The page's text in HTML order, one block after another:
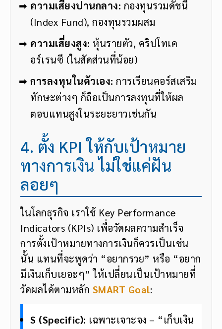
ความเสี่ยงปานกลาง: กองทุนรวมดัชนี
(Index Fund), กองทุนรวมผสม
ความเสี่ยงสูง: หุ้นรายตัว, คริปโทเค
อร์เรนซี (ในสัดส่วนที่น้อย)
การลงทุนในตัวเอง: การเรียนคอร์สเสริม
ทักษะต่างๆ ก็ถือเป็นการลงทุนที่ให้ผล
ตอบแทนสูงในระยะยาวเช่นกัน
4. ตั้ง KPI ให้กับเป้าหมาย
ทางการเงิน ไม่ใช่แค่ฝัน
ลอยๆ
ในโลกธุรกิจ เราใช้ Key Performance
Indicators (KPIs) เพื่อวัดผลความสำเร็จ
การตั้งเป้าหมายทางการเงินก็ควรเป็นเช่น
นั้น แทนที่จะพูดว่า “อยากรวย” หรือ “อยาก
มีเงินเก็บเยอะๆ” ให้เปลี่ยนเป็นเป้าหมายที่
วัดผลได้ตามหลัก SMART Goal:
S (Specific): เฉพาะเจาะจง – “เก็บเงิน